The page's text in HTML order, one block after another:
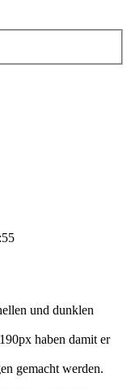
und dunklen
haben damit er
gemacht werden.